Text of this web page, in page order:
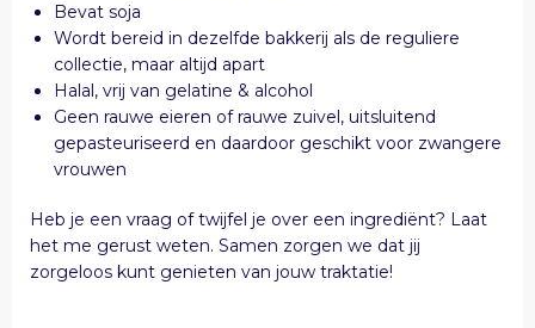
Bevat soja
Wordt bereid in dezelfde bakkerij als de reguliere
collectie, maar altijd apart
Halal, vrij van gelatine & alcohol
Geen rauwe eieren of rauwe zuivel, uitsluitend
gepasteuriseerd en daardoor geschikt voor zwangere
vrouwen
Heb je een vraag of twijfel je over een ingrediënt? Laat
het me gerust weten. Samen zorgen we dat jij
zorgeloos kunt genieten van jouw traktatie!